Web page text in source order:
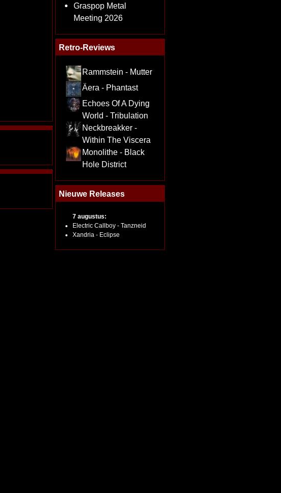
Graspop Metal
Meeting 2026
Retro-Reviews
Rammstein - Mutter
Äera - Phantast
Echoes Of A Dying
World - Tribulation
Neckbreakker -
Within The Viscera
Monolithe - Black
Hole District
Nieuwe Releases
7 augustus:
Electric Callboy - Tanzneid
Xandria - Eclipse